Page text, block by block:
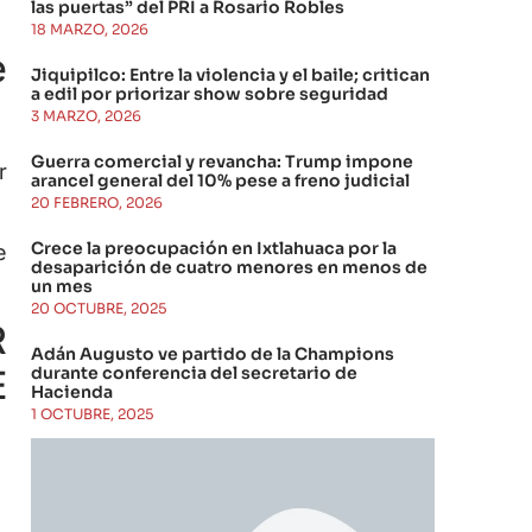
las puertas” del PRI a Rosario Robles
18 MARZO, 2026
Jiquipilco: Entre la violencia y el baile; critican
a edil por priorizar show sobre seguridad
3 MARZO, 2026
Guerra comercial y revancha: Trump impone
arancel general del 10% pese a freno judicial
20 FEBRERO, 2026
Crece la preocupación en Ixtlahuaca por la
desaparición de cuatro menores en menos de
un mes
20 OCTUBRE, 2025
Adán Augusto ve partido de la Champions
durante conferencia del secretario de
Hacienda
1 OCTUBRE, 2025